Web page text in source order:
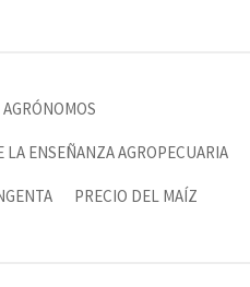
AGRÓNOMOS
LA ENSEÑANZA AGROPECUARIA
PRECIO DEL MAÍZ